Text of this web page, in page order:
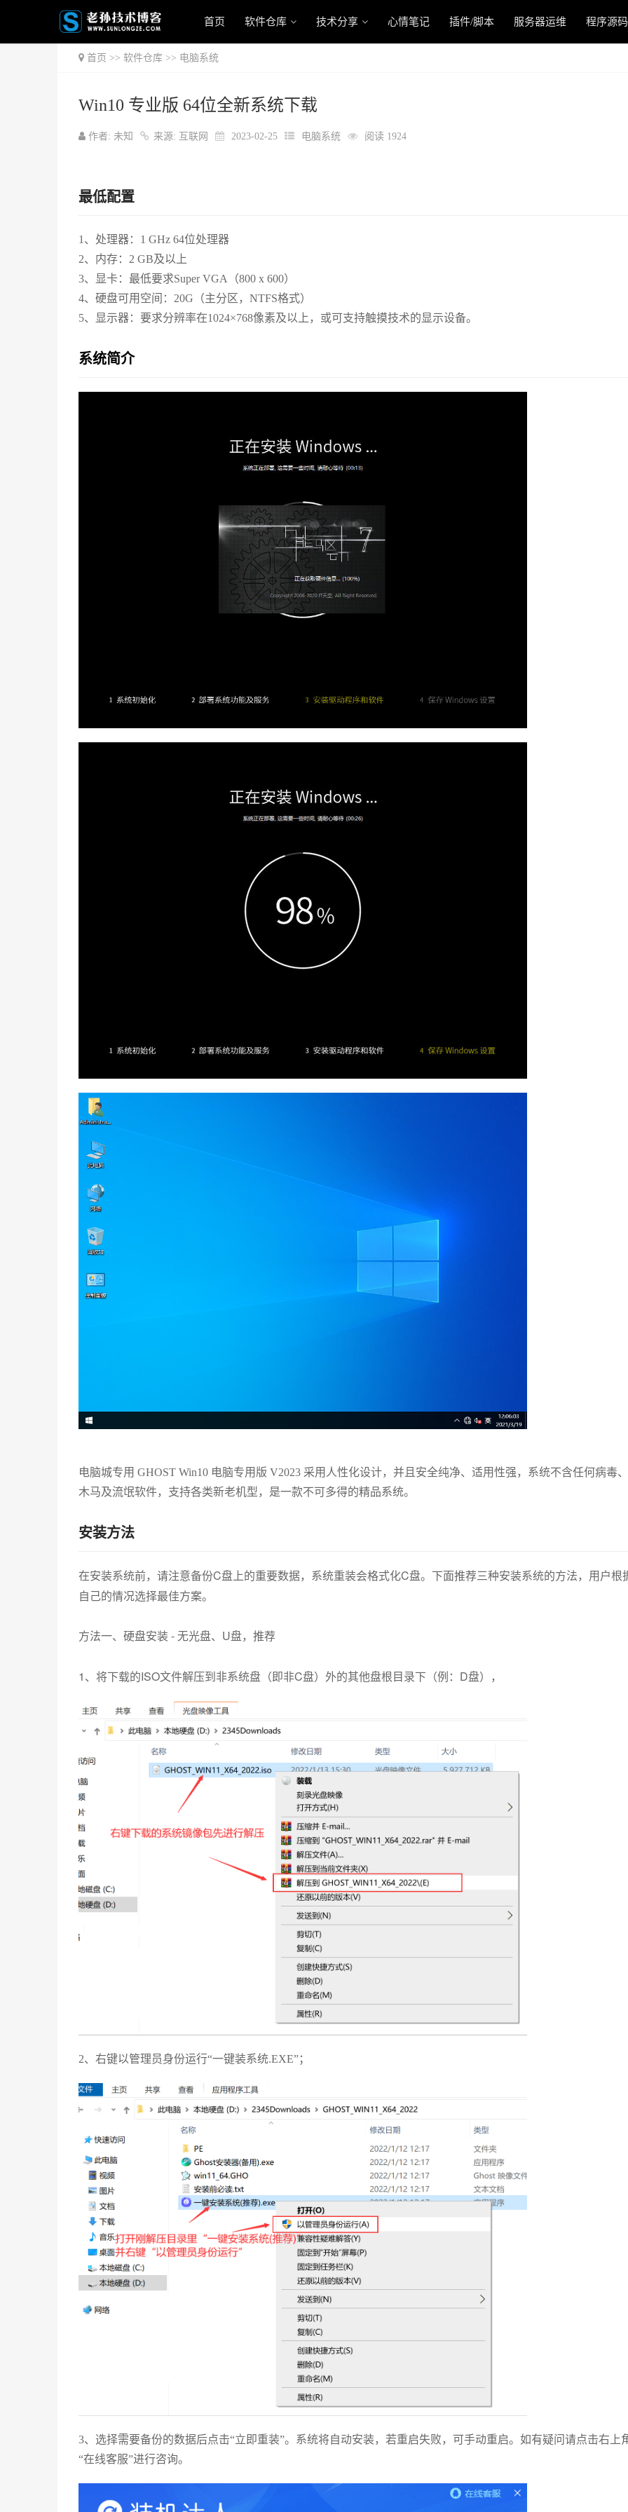
首页 软件仓库 技术分享 心情笔记 插件/脚本 服务器运维 程序源码
首页 >> 软件仓库 >> 电脑系统
Win10 专业版 64位全新系统下载
作者: 未知 来源: 互联网 2023-02-25 电脑系统 阅读 1924
最低配置
1、处理器：1 GHz 64位处理器
2、内存：2 GB及以上
3、显卡：最低要求Super VGA（800 x 600）
4、硬盘可用空间：20G（主分区，NTFS格式）
5、显示器：要求分辨率在1024×768像素及以上，或可支持触摸技术的显示设备。
系统简介
电脑城专用 GHOST Win10 电脑专用版 V2023 采用人性化设计，并且安全纯净、适用性强，系统不含任何病毒、
木马及流氓软件，支持各类新老机型，是一款不可多得的精品系统。
安装方法
在安装系统前，请注意备份C盘上的重要数据，系统重装会格式化C盘。下面推荐三种安装系统的方法，用户根
自己的情况选择最佳方案。
方法一、硬盘安装 - 无光盘、U盘，推荐
1、将下载的ISO文件解压到非系统盘（即非C盘）外的其他盘根目录下（例：D盘），
2、右键以管理员身份运行“一键装系统.EXE”；
3、选择需要备份的数据后点击“立即重装”。系统将自动安装，若重启失败，可手动重启。如有疑问请点击右上
“在线客服”进行咨询。